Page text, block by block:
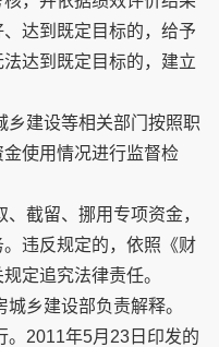
达到既定目标的，给予
达到既定目标的，建立
乡建设等相关部门按照职
使用情况进行监督检
截留、挪用专项资金，
违反规定的，依照《财
定追究法律责任。
乡建设部负责解释。
。2011年5月23日印发的